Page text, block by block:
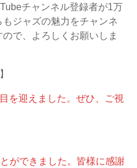
チャンネル登録者が1万
ジャズの魅力をチャンネ
で、よろしくお願いしま
を迎えました。ぜひ、ご視
ができました。皆様に感謝